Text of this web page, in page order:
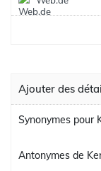
Ajouter des
Synonymes pour
Antonymes de